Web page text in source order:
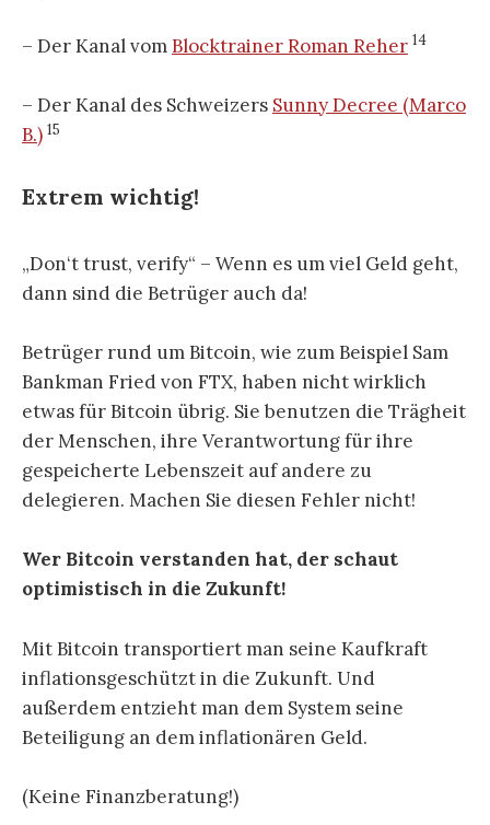
– Der Kanal vomBlocktrainer Roman Reher 14
– Der Kanal des Schweizers Sunny Decree (Marco
B.) 15
Extrem wichtig!
„Don‘t trust, verify“ – Wenn es um viel Geld geht,
dann sind die Betrüger auch da!
Betrüger rund um Bitcoin, wie zum Beispiel Sam
Bankman Fried von FTX, haben nicht wirklich
etwas für Bitcoin übrig. Sie benutzen die Trägheit
der Menschen, ihre Verantwortung für ihre
gespeicherte Lebenszeit auf andere zu
delegieren. Machen Sie diesen Fehler nicht!
Wer Bitcoin verstanden hat, der schaut
optimistisch in die Zukunft!
Mit Bitcoin transportiert man seine Kaufkraft
inflationsgeschützt in die Zukunft. Und
außerdem entzieht man dem System seine
Beteiligung an dem inflationären Geld.
(Keine Finanzberatung!)